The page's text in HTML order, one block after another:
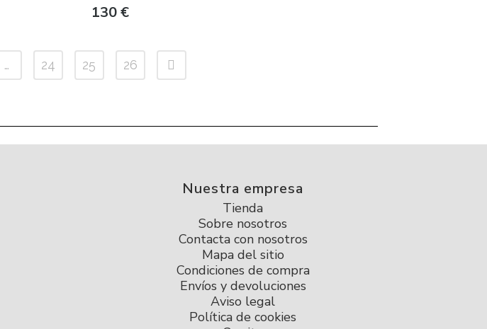
130€
… 24 25 26
Nuestra empresa
Tienda
Sobre nosotros
Contacta con nosotros
Mapa del sitio
Condiciones de compra
Envíos y devoluciones
Aviso legal
Política de cookies